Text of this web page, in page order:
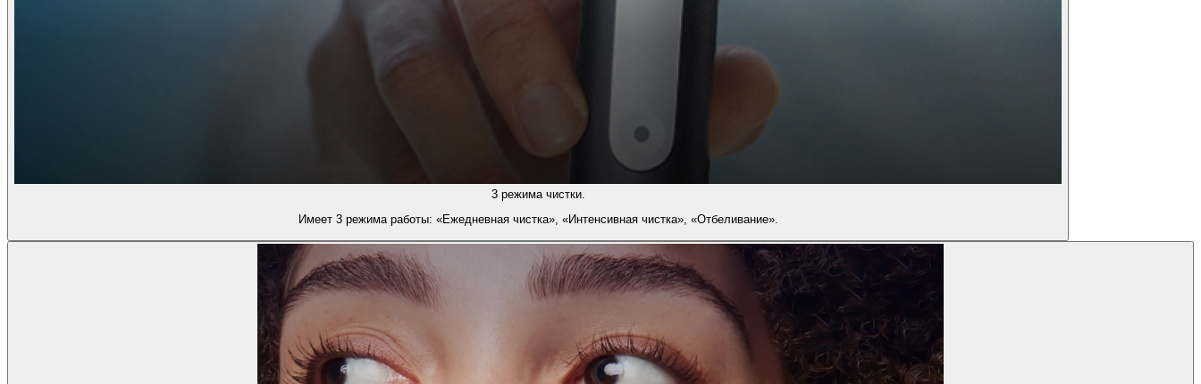
3 режима чистки.
Имеет 3 режима работы: «Ежедневная чистка», «Интенсивная чистка», «Отбеливание».